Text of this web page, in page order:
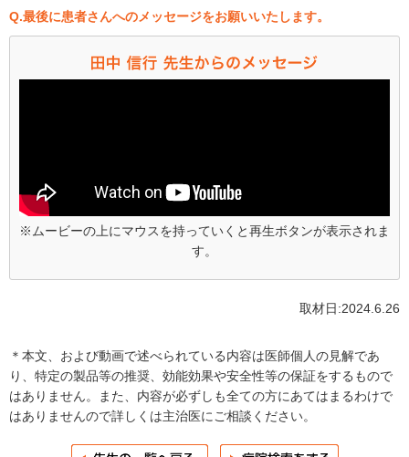
Q.最後に患者さんへのメッセージをお願いいたします。
※ムービーの上にマウスを持っていくと再生ボタンが表示されま
す。
取材日:2024.6.26
＊本文、および動画で述べられている内容は医師個人の見解であ
り、特定の製品等の推奨、効能効果や安全性等の保証をするもので
はありません。また、内容が必ずしも全ての方にあてはまるわけで
はありませんので詳しくは主治医にご相談ください。